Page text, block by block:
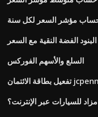
مؤشر السعر لكل سنة
البنود الفضة النقية مع السعر
السلع والأسهم الفوركس
للسيارات عبر الإنترنت؟